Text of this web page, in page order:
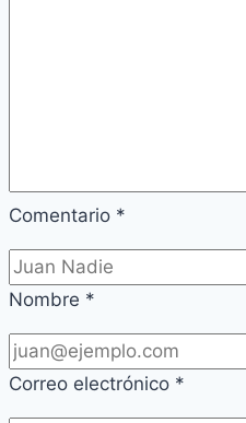
Comentario *
Nombre *
Correo electrónico *